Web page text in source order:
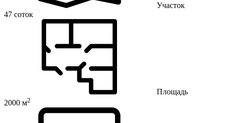
Участок
47 соток
Площадь
2000 м2